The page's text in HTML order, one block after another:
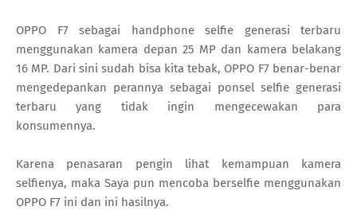
OPPO F7 sebagai handphone selfie generasi terbaru
menggunakan kamera depan 25 MP dan kamera belakang
16 MP. Dari sini sudah bisa kita tebak, OPPO F7 benar-benar
mengedepankan perannya sebagai ponsel selfie generasi
terbaru yang tidak ingin mengecewakan para
konsumennya.
Karena penasaran pengin lihat kemampuan kamera
selfienya, maka Saya pun mencoba berselfie menggunakan
OPPO F7 ini dan ini hasilnya.